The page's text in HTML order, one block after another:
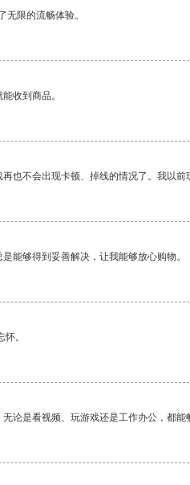
限的流畅体验。
收到商品。
也不会出现卡顿、掉线的情况了。我以
能够得到妥善解决，让我能够放心购物。
。
论是看视频、玩游戏还是工作办公，都